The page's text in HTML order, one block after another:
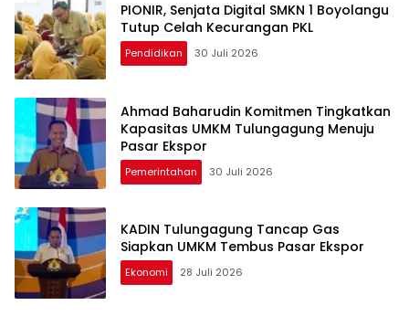
PIONIR, Senjata Digital SMKN 1 Boyolangu
Tutup Celah Kecurangan PKL
Pendidikan 30 Juli 2026
Ahmad Baharudin Komitmen Tingkatkan
Kapasitas UMKM Tulungagung Menuju
Pasar Ekspor
Pemerintahan 30 Juli 2026
KADIN Tulungagung Tancap Gas
Siapkan UMKM Tembus Pasar Ekspor
Ekonomi 28 Juli 2026